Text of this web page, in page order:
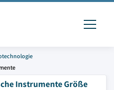
Instrumente Größe